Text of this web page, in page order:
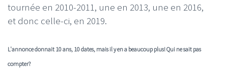
tournée en 2010-2011, une en 2013, une en 2016,
et donc celle-ci, en 2019.
L'annonce donnait 10 ans, 10 dates, mais il y en a beaucoup plus! Qui ne sait pas
compter?